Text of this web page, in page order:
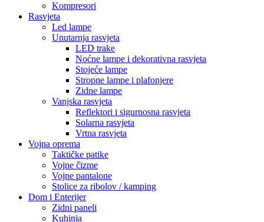
Kompresori
Rasvjeta
Led lampe
Unutarnja rasvjeta
LED trake
Noćne lampe i dekorativna rasvjeta
Stojeće lampe
Stropne lampe i plafonjere
Zidne lampe
Vanjska rasvjeta
Reflektori i sigurnosna rasvjeta
Solarna rasvjeta
Vrtna rasvjeta
Vojna oprema
Taktičke patike
Vojne čizme
Vojne pantalone
Stolice za ribolov / kamping
Dom i Enterijer
Zidni paneli
Kuhinja